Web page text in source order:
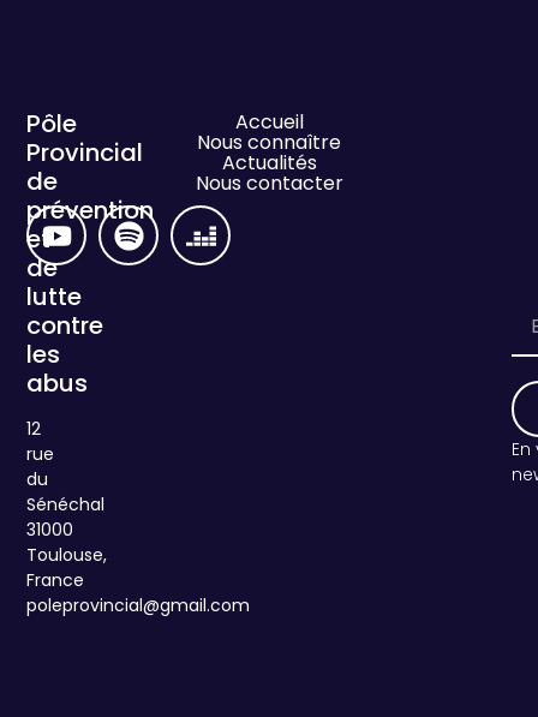
En vous inscrivant, vous acceptez de recevoir la
Accueil
Nous connaître
Actualités
Nous contacter
Pôle
Provincial
de
prévention
et
de
lutte
contre
les
abus
12
rue
du
Sénéchal
31000
Toulouse,
France
poleprovincial@gmail.com